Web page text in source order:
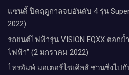
แซนดี้ ปิดฤดูกาลจบอันดับ 4 รุ่น
2022)
รถยนต์ไฟฟ้ารุ่น VISION EQXX ตอก
ไฟฟ้า” (2 มกราคม 2022)
ไทรอัมพ์ มอเตอร์ไซเคิลส์ ชวนซิ่งไปกั